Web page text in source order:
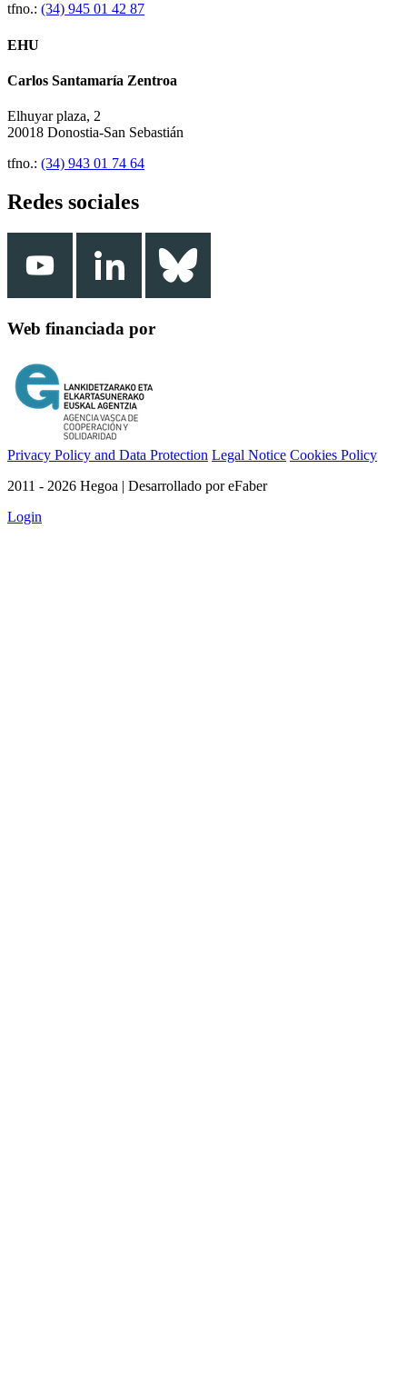
tfno.: (34) 945 01 42 87
EHU
Carlos Santamaría Zentroa
Elhuyar plaza, 2
20018 Donostia-San Sebastián
tfno.: (34) 943 01 74 64
Redes sociales
Web financiada por
Privacy Policy and Data Protection Legal Notice Cookies Policy
2011 - 2026 Hegoa | Desarrollado por eFaber
Login